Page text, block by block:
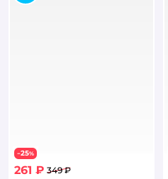
−25%
261 ₽ 349 ₽